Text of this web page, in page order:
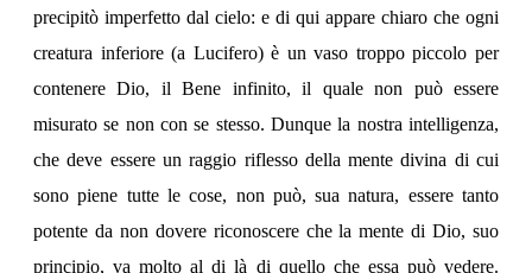
precipitò imperfetto dal cielo: e di qui appare chiaro che ogni
creatura inferiore (a Lucifero) è un vaso troppo piccolo per
contenere Dio, il Bene infinito, il quale non può essere
misurato se non con se stesso. Dunque la nostra intelligenza,
che deve essere un raggio riflesso della mente divina di cui
sono piene tutte le cose, non può, sua natura, essere tanto
potente da non dovere riconoscere che la mente di Dio, suo
principio, va molto al di là di quello che essa può vedere.